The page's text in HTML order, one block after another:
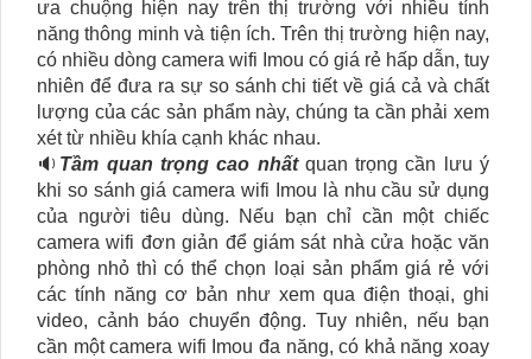
ưa chuộng hiện nay trên thị trường với nhiều tính
năng thông minh và tiện ích. Trên thị trường hiện nay,
có nhiều dòng camera wifi Imou có giá rẻ hấp dẫn, tuy
nhiên để đưa ra sự so sánh chi tiết về giá cả và chất
lượng của các sản phẩm này, chúng ta cần phải xem
xét từ nhiều khía cạnh khác nhau.
🔉 Tầm quan trọng cao nhấtquan trọng cần lưu ý
khi so sánh giá camera wifi Imou là nhu cầu sử dụng
của người tiêu dùng. Nếu bạn chỉ cần một chiếc
camera wifi đơn giản để giám sát nhà cửa hoặc văn
phòng nhỏ thì có thể chọn loại sản phẩm giá rẻ với
các tính năng cơ bản như xem qua điện thoại, ghi
video, cảnh báo chuyển động. Tuy nhiên, nếu bạn
cần một camera wifi Imou đa năng, có khả năng xoay